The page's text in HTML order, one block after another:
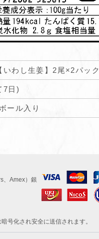
いわし生姜】2尾×2パック
7日)
ール入り
、Amex）銀
号化され安全に送信されます。